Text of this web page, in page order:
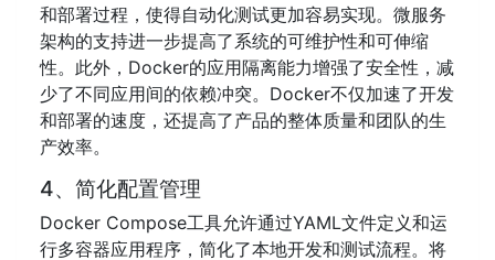
和部署过程，使得自动化测试更加容易实现。微服务
架构的支持进一步提高了系统的可维护性和可伸缩
性。此外，Docker的应用隔离能力增强了安全性，减
少了不同应用间的依赖冲突。Docker不仅加速了开发
和部署的速度，还提高了产品的整体质量和团队的生
产效率。
4、简化配置管理
Docker Compose工具允许通过YAML文件定义和运
行多容器应用程序，简化了本地开发和测试流程。将